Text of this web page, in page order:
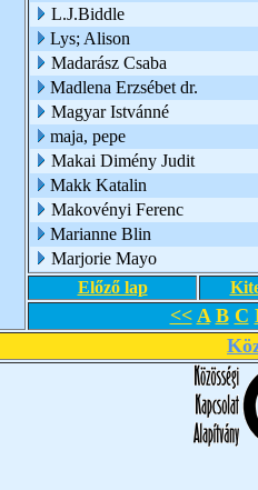
L.J.Biddle
Lys; Alison
Madarász Csaba
Madlena Erzsébet dr.
Magyar Istvánné
maja, pepe
Makai Dimény Judit
Makk Katalin
Makovényi Ferenc
Marianne Blin
Marjorie Mayo
Előző lap
<< A B C